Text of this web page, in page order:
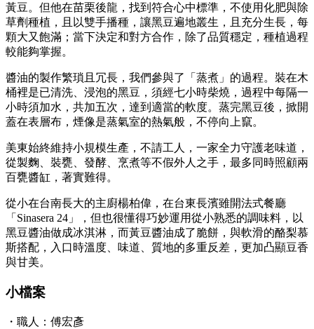
黃豆。但他在苗栗後龍，找到符合心中標準，不使用化肥與除
草劑種植，且以雙手播種，讓黑豆遍地叢生，且充分生長，每
顆大又飽滿；當下決定和對方合作，除了品質穩定，種植過程
較能夠掌握。
醬油的製作繁瑣且冗長，我們參與了「蒸煮」的過程。裝在木
桶裡是已清洗、浸泡的黑豆，須經七小時柴燒，過程中每隔一
小時須加水，共加五次，達到適當的軟度。蒸完黑豆後，掀開
蓋在表層布，煙像是蒸氣室的熱氣般，不停向上竄。
美東始終維持小規模生產，不請工人，一家全力守護老味道，
從製麴、裝甕、發酵、烹煮等不假外人之手，最多同時照顧兩
百甕醬缸，著實難得。
從小在台南長大的主廚楊柏偉，在台東長濱雖開法式餐廳
「Sinasera 24」，但也很懂得巧妙運用從小熟悉的調味料，以
黑豆醬油做成冰淇淋，而黃豆醬油成了脆餅，與軟滑的酪梨慕
斯搭配，入口時溫度、味道、質地的多重反差，更加凸顯豆香
與甘美。
小檔案
・職人：傅宏彥